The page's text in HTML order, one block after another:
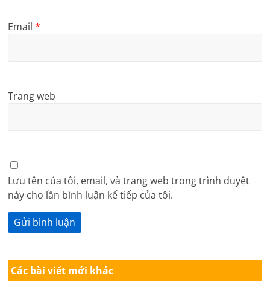
Email*
Trang web
Lưu tên của tôi, email, và trang web trong trình duyệt
này cho lần bình luận kế tiếp của tôi.
Các bài viết mới khác